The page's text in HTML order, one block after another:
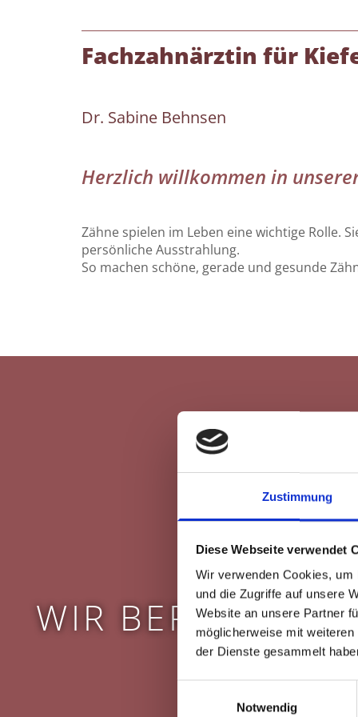
Zustimmung
Diese Webseite verwendet
Wir verwenden Cookies,
und die Zugriffe auf unsere
Website an unsere Partner
möglicherweise mit
der Dienste gesammelt
Notwendig
Fachzahnärztin für
Dr. Sabine Behnsen
Herzlich willkommen in
Zähne spielen im Leben eine wichtige Rolle.
persönliche Ausstrahlung.
So machen schöne, gerade und gesunde
WIR BERATEN
in einer